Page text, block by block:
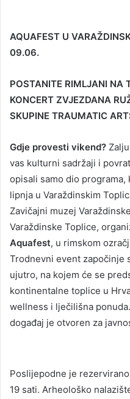
AQUAFEST U
09.06.
POSTANITE RIMLJANI NA
KONCERT ZVJEZDANA
SKUPINE TRAUMATIC
Gdje provesti vikend?
vas kulturni sadržaji i
opisali samo dio programa,
lipnja u Varaždinskim
Zavičajni muzej
Varaždinske Toplice,
Aquafest, u rimskom
Trodnevni event započinje
ujutro, na kojem će se
kontinentalne toplice u
wellness i lječilišna
događaj je otvoren za
Poslijepodne je
19 sati. Arheološko